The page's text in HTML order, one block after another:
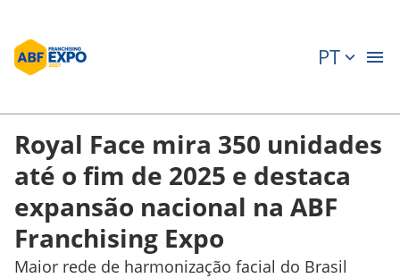
PT
Royal Face mira 350 unidades
até o fim de 2025 e destaca
expansão nacional na ABF
Franchising Expo
Maior rede de harmonização facial do Brasil